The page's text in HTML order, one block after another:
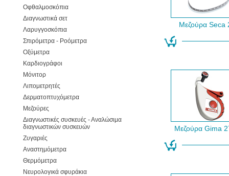
Οφθαλμοσκόπια
Διαγνωστικά σετ
Λαρυγγοσκόπια
Σπιρόμετρα - Ροόμετρα
Οξύμετρα
Καρδιογράφοι
Μόνιτορ
Λιπομετρητές
Δερματοπτυχόμετρα
Μεζούρες
Διαγνωστικές συσκευές - Αναλώσιμα
διαγνωστικών συσκευών
Ζυγαριές
Αναστημόμετρα
Θερμόμετρα
Νευρολογικά σφυράκια
Μεζούρα Seca
Μεζούρα Gima